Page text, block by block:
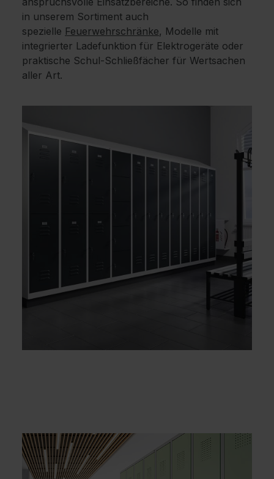
in unserem Sortiment auch
spezielle Feuerwehrschränke, Modelle mit
integrierter Ladefunktion für Elektrogeräte oder
praktische Schul-Schließfächer für Wertsachen
aller Art.